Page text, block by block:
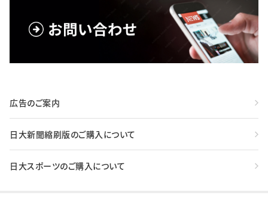
広告のご案内
日大新聞縮刷版のご購入について
日大スポーツのご購入について